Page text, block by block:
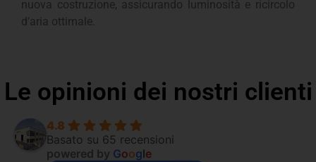
nuova costruzione, assicurando luminosità e ricircolo
d’aria ottimale.
Le opinioni dei nostri clienti
4.8
Basato su 65 recensioni
powered by Google